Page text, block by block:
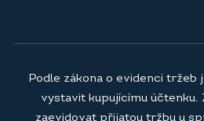
Podle zákona o evidenci tržeb
vystavit kupujícímu účtenku.
zaevidovat přijatou tržbu u